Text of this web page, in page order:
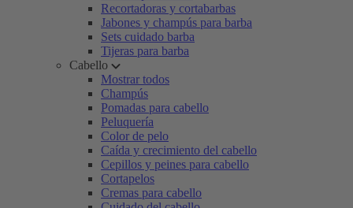
Recortadoras y cortabarbas
Jabones y champús para barba
Sets cuidado barba
Tijeras para barba
Cabello
Mostrar todos
Champús
Pomadas para cabello
Peluquería
Color de pelo
Caída y crecimiento del cabello
Cepillos y peines para cabello
Cortapelos
Cremas para cabello